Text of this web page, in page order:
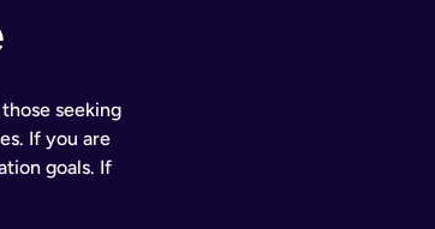
seeking
If you are
goals. If